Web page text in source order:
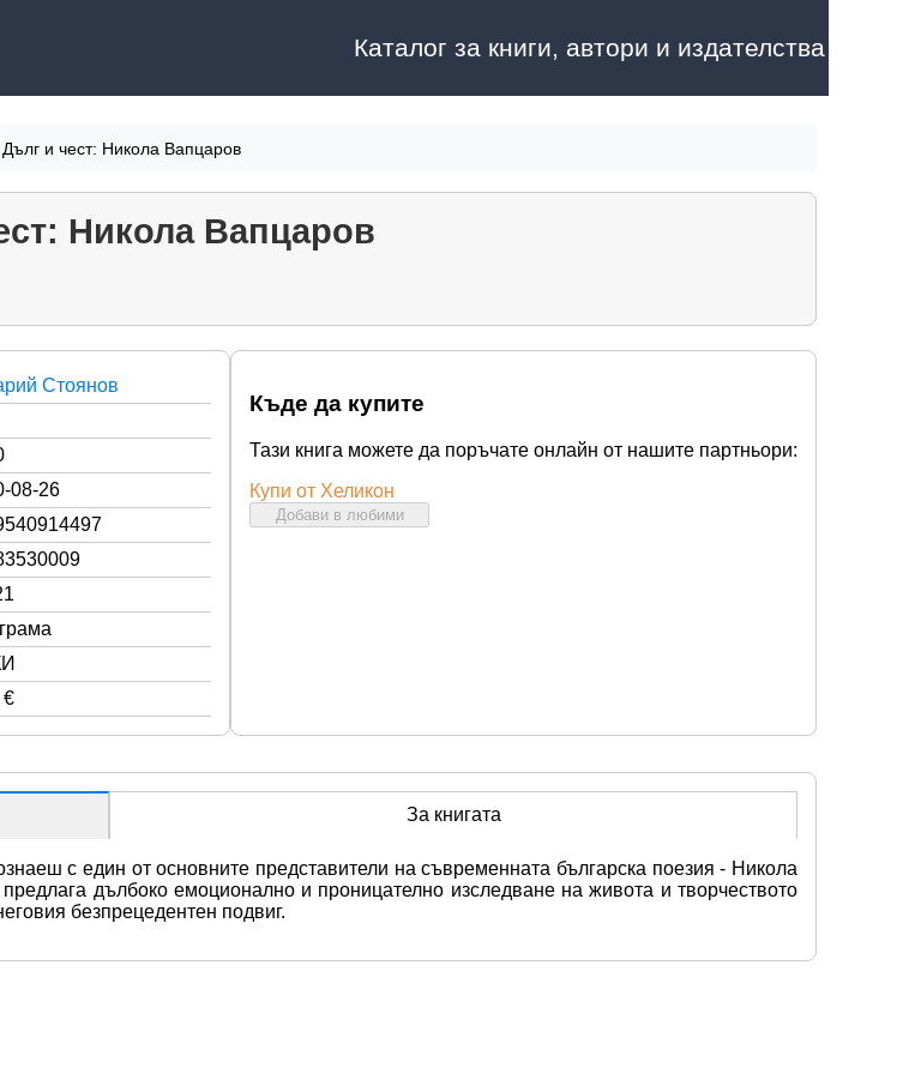
Каталог за книги, автори и издателства
Дълг и чест: Никола Вапцаров
Никола Вапцаров
Стоянов
08-26
€
Къде да купите
Тази книга можете да поръчате онлайн от нашите партньори:
Купи от Хеликон
Добави в любими
За книгата
с един от основните представители на съвременната българска поезия - Никола
дълбоко емоционално и проницателно изследване на живота и творчеството
безпрецедентен подвиг.